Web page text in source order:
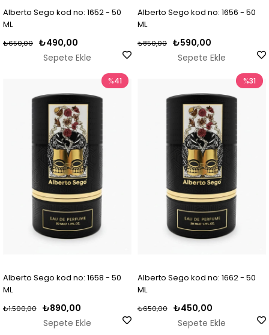
Alberto Sego kod no: 1652 - 50
ML
₺490,00
₺650,00
Sepete Ekle
Alberto Sego kod no: 1656 - 50
ML
₺590,00
₺850,00
Sepete Ekle
Alberto Sego kod no: 1658 - 50
ML
₺890,00
₺1.500,00
Sepete Ekle
%41
Alberto Sego kod no: 1662 - 50
ML
₺450,00
₺650,00
Sepete Ekle
%31